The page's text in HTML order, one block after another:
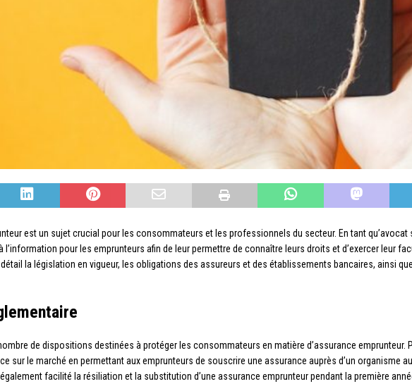
est un sujet crucial pour les consommateurs et les professionnels du secteur. En tant
l’information pour les emprunteurs afin de leur permettre de connaître leurs droits et d’exercer leur
la législation en vigueur, les obligations des assureurs et des établissements bancaires, ainsi
de dispositions destinées à protéger les consommateurs en matière d’assurance emprunteur.
sur le marché en permettant aux emprunteurs de souscrire une assurance auprès d’un organisme
facilité la résiliation et la substitution d’une assurance emprunteur pendant la première